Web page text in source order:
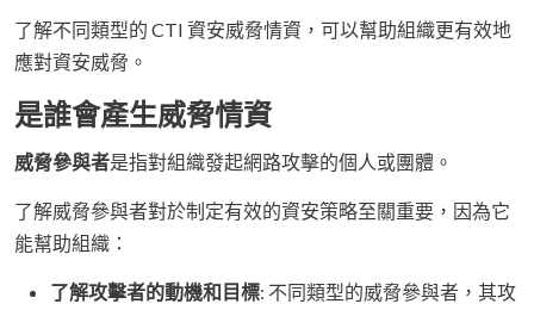
了解不同類型的 CTI 資安威脅情資，可以幫助組織更有效地
應對資安威脅。
是誰會產生威脅情資
威脅參與者是指對組織發起網路攻擊的個人或團體。
了解威脅參與者對於制定有效的資安策略至關重要，因為它
能幫助組織：
了解攻擊者的動機和目標: 不同類型的威脅參與者，其攻